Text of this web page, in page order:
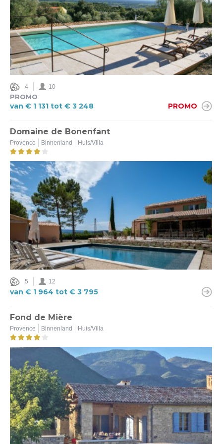
4 10
PROMO
van € 1 131 tot € 3 248 PROMO
Domaine de Bonenfant
Provence Binnenland Huis/Villa
5 12
van € 1 964 tot € 3 795
Fond de Mière
Provence Binnenland Huis/Villa